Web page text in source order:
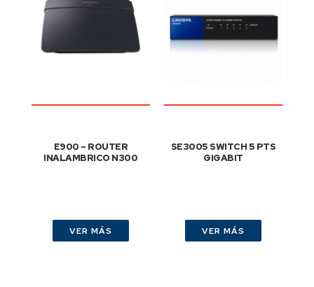
E900 – ROUTER
INALAMBRICO N300
VER MÁS
SE3005 SWITCH 5 PTS
GIGABIT
VER MÁS